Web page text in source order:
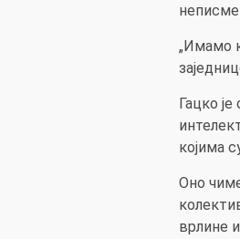
„Имамо
Гацко
којима
Оно
врлине